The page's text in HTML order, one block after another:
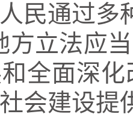
民通过多
立法应
全面深
会建设提